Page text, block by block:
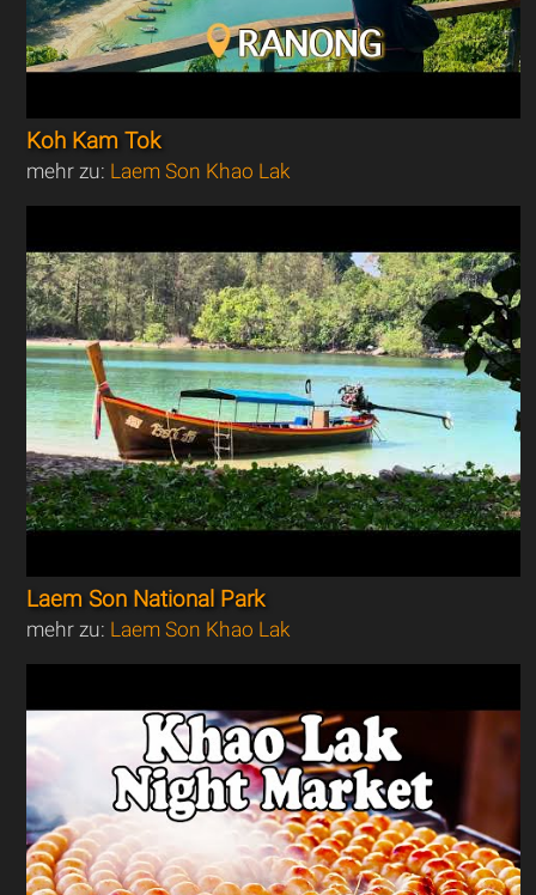
Koh Kam Tok
mehr zu: Laem Son Khao Lak
Laem Son National Park
mehr zu: Laem Son Khao Lak